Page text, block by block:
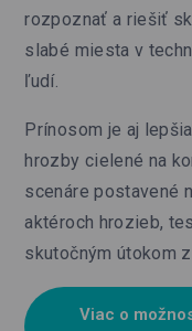
rozpoznať a riešiť
slabé miesta v
ľudí.
Prínosom je aj
hrozby cielené na
scenáre postavené
aktéroch hrozieb,
skutočným útokom z
Viac o